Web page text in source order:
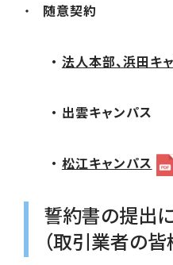
随意契約
・ 法人本部、浜田キ
・ 出雲キャンパス
・ 松江キャンパス
誓約書の提出
（取引業者の